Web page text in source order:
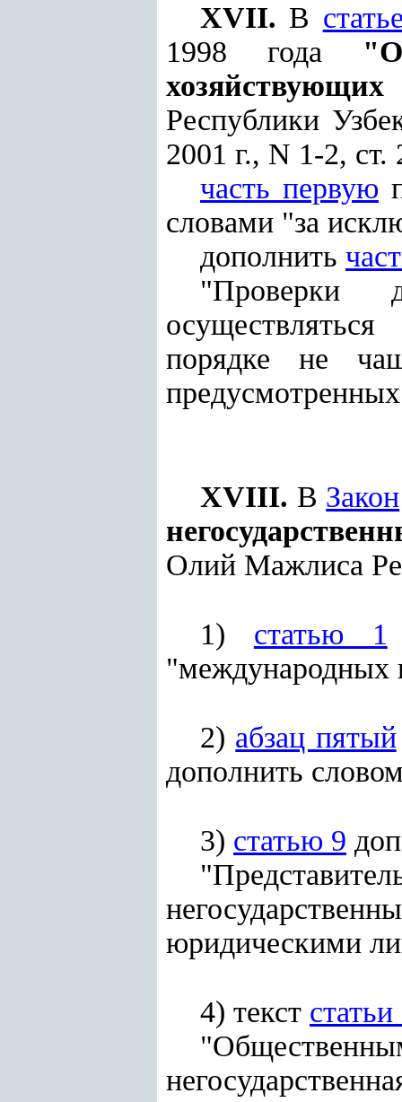
XVII. В
1998 года
Республики
2001 г., N 1-2, ст.
часть первую
словами "за
дополнить
"Проверки
порядке не
XVIII. В Закон
Олий Мажлиса
1) статью 1
"международных
2) абзац пятый
дополнить
3) статью 9
юридическими
4) текст